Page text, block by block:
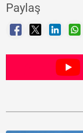
Paylaş